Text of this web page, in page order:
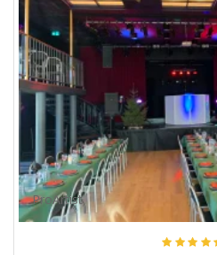
ProArtist